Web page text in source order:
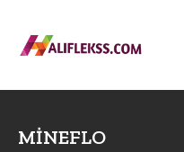
MINEFLO